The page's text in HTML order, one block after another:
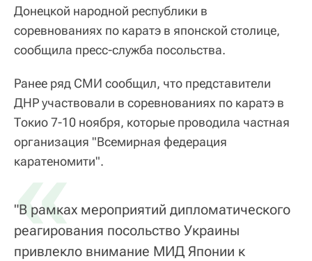
Донецкой народной республики в
соревнованиях по каратэ в японской столице,
сообщила пресс-служба посольства.
Ранее ряд СМИ сообщил, что представители
ДНР участвовали в соревнованиях по каратэ в
Токио 7-10 ноября, которые проводила частная
организация "Всемирная федерация
каратеномити".
«
"В рамках мероприятий дипломатического
реагирования посольство Украины
привлекло внимание МИД Японии к